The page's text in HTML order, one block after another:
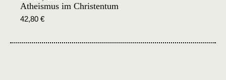
Atheismus im Christentum
42,80 €